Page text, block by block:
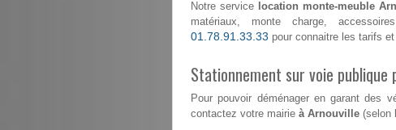
Notre service location monte-meuble
matériaux, monte charge,
01.78.91.33.33 pour connaitre les tarifs
Stationnement sur voie
Pour pouvoir déménager en garant des
contactez votre mairie à Arnouville (selon